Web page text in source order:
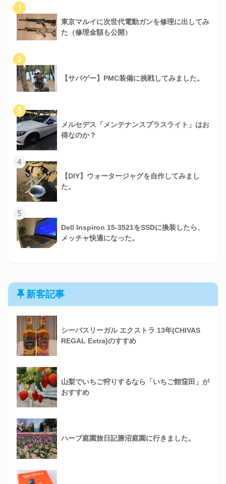
1
東京マルイに次世代電動ガンを修理に出してみ
た（修理金額も公開）
2
【サバゲー】PMC装備に挑戦してみました。
3
メルセデス「メンテナンスプラスライト」はお
得なのか？
4
【DIY】ウォータージャグを自作してみまし
た。
5
Dell Inspiron 15-3521をSSDに換装したら、
メッチャ快適になった。
新客記事
シーバスリーガル エクストラ 13年(CHIVAS
REGAL Extra)のすすめ
山梨でいちご狩りするなら「いちご館窪田」が
おすすめ
ハーブ庭園旅日記勝沼庭園に行きました。